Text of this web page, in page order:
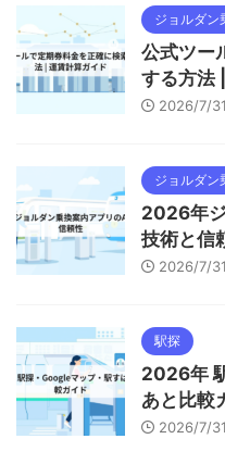
ジョルダン
公式ツー
する方法
2026/7/
ジョルダン
2026年
技術と信
2026/7/
駅探
2026年
あと比較
2026/7/